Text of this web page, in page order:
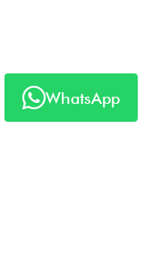
WhatsApp